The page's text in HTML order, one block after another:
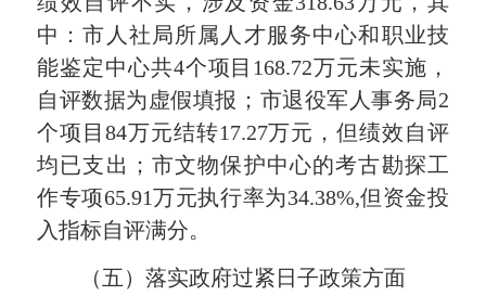
中：市人社局所属人才服务中心和职业技
能鉴定中心共4个项目168.72万元未实施，
自评数据为虚假填报；市退役军人事务局2
个项目84万元结转17.27万元，但绩效自评
均已支出；市文物保护中心的考古勘探工
作专项65.91万元执行率为34.38%,但资金投
入指标自评满分。
（五）落实政府过紧日子政策方面